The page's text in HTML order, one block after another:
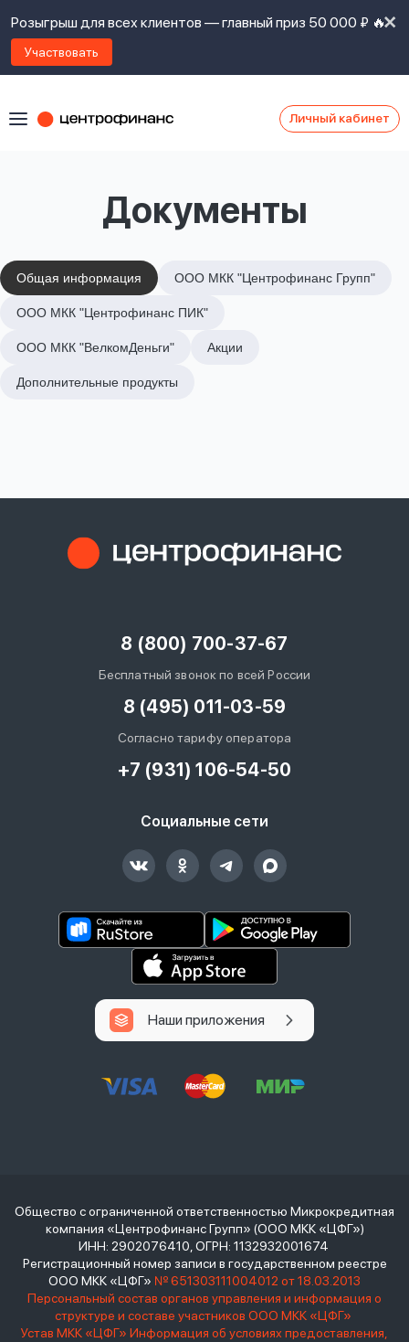
Розыгрыш для всех клиентов — главный приз 50 000 ₽ 🔥
Участвовать
Личный кабинет
Документы
Общая информация ООО МКК "Центрофинанс Групп"
ООО МКК "Центрофинанс ПИК"
ООО МКК "ВелкомДеньги" Акции
Дополнительные продукты
8 (800) 700-37-67
Бесплатный звонок по всей России
8 (495) 011-03-59
Согласно тарифу оператора
+7 (931) 106-54-50
Социальные сети
Наши приложения
Общество с ограниченной ответственностью Микрокредитная
компания «Центрофинанс Групп» (ООО МКК «ЦФГ»)
ИНН: 2902076410, ОГРН: 1132932001674
Регистрационный номер записи в государственном реестре
ООО МКК «ЦФГ» № 651303111004012 от 18.03.2013
Персональный состав органов управления и информация о
структуре и составе участников ООО МКК «ЦФГ»
Устав МКК «ЦФГ» Информация об условиях предоставления,
Войти под другим номером
ознакомлен
предоставления
займов,
политикой
сайта,
согласие
обработку